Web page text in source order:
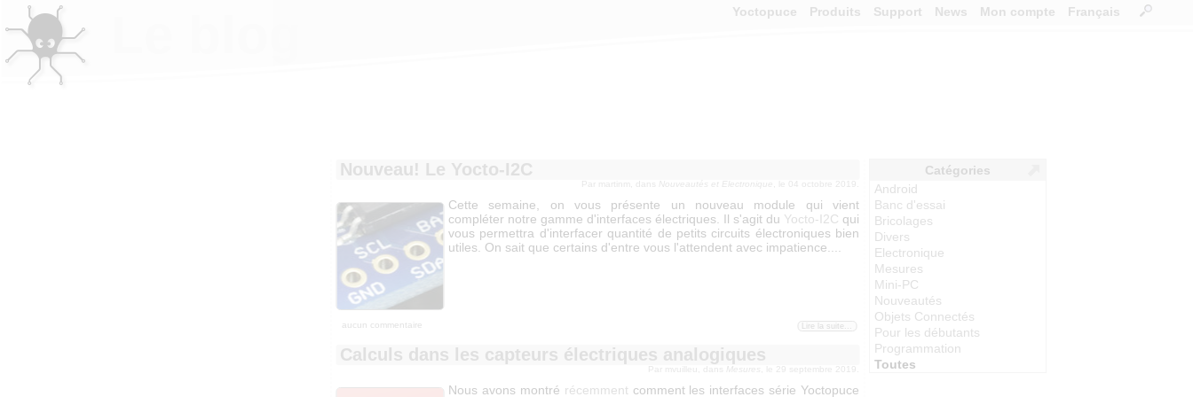
Nouveau! Le Yocto-I2C
Par martinm, dans Nouveautés et Electronique , le 04 octobre 2019.
Cette semaine, on vous présente un nouveau module qui vient
compléter notre gamme d'interfaces électriques. Il s'agit du Yocto-I2C qui
vous permettra d'interfacer quantité de petits circuits électroniques bien
utiles. On sait que certains d'entre vous l'attendent avec impatience....
aucun commentaire Lire la suite...
Calculs dans les capteurs électriques analogiques
Par mvuilleu, dans Mesures , le 29 septembre 2019.
Nous avons montré récemment comment les interfaces série Yoctopuce
Yoctopuce Produits Support News Mon compte Français
Catégories
Android
Banc d'essai
Bricolages
Divers
Electronique
Mesures
Mini-PC
Nouveautés
Objets Connectés
Pour les débutants
Programmation
Toutes